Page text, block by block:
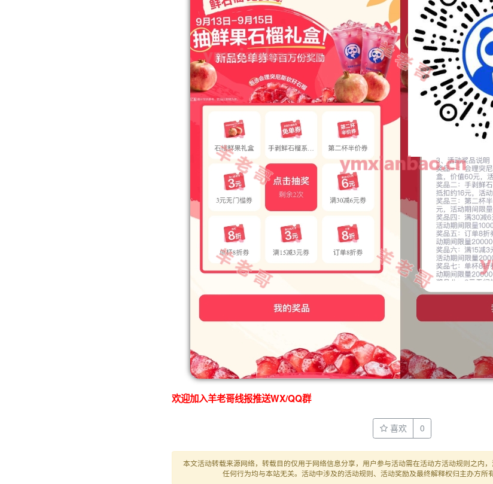
欢迎加入羊老哥线报推送WX/QQ群
喜欢 0
本文活动转载来源网络，转载目的仅用于网络信息分享，用户参与活动需在活动方活动规则之内
任何行为均与本站无关。活动中涉及的活动规则、活动奖励及最终解释权归主办方所